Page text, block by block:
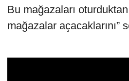
Bu mağazaları
mağazalar açacaklarını”